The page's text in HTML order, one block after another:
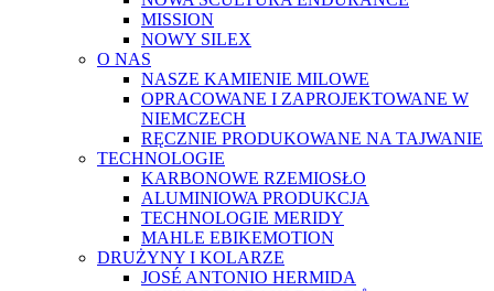
MISSION
NOWY SILEX
O NAS
NASZE KAMIENIE MILOWE
OPRACOWANE I ZAPROJEKTOWANE W
NIEMCZECH
RĘCZNIE PRODUKOWANE NA TAJWANIE
TECHNOLOGIE
KARBONOWE RZEMIOSŁO
ALUMINIOWA PRODUKCJA
TECHNOLOGIE MERIDY
MAHLE EBIKEMOTION
DRUŻYNY I KOLARZE
JOSÉ ANTONIO HERMIDA